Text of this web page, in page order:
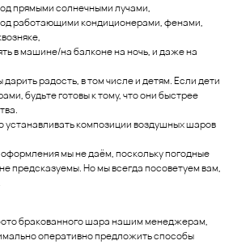
прямыми солнечными лучами,
работающими кондиционерами, фенами,
в машине/на балконе на ночь, и даже на
радость, в том числе и детям. Если дети
будьте готовы к тому, что они быстрее
устанавливать композиции воздушных шаров
мы не даём, поскольку погодные
предсказуемы. Но мы всегда посоветуем вам,
бракованного шара нашим менеджерам,
оперативно предложить способы